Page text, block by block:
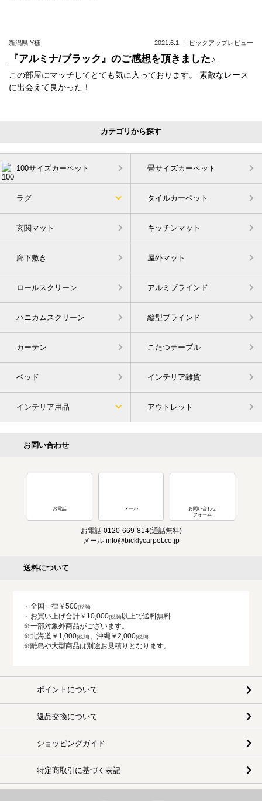
新潟県 Y様 2021.6.1 ｜ ピックアップレビュー
『アルミナ/ブラック』のご感想を頂きました♪
この部屋にマッチしてとても気に入っております。 素敵なレース
に出会えて良かった！
カテゴリから探す
100サイズカーペット 畳サイズカーペット
ラグ タイルカーペット
玄関マット キッチンマット
廊下敷き 屋外マット
ロールスクリーン アルミブラインド
ハニカムスクリーン 縦型ブラインド
カーテン こたつテーブル
ベッド インテリア雑貨
インテリア用品 アウトレット
お問い合わせ
お電話 メール
お問い合わせ
フォーム
お電話 0120-669-814(通話無料)
メール info@bicklycarpet.co.jp
送料について
・全国一律￥500
・お買い上げ合計￥10,000
以上で送料無料
※一部対象外商品がございます。
※北海道￥1,000
、沖縄￥2,000
※離島や大型商品は別途お見積りとなります。
ポイントについて
返品交換について
ショッピングガイド
特定商取引に基づく表記